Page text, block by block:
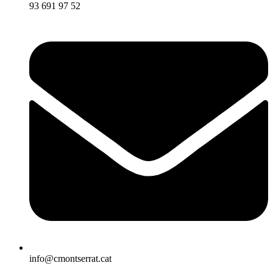
93 691 97 52
info@cmontserrat.cat